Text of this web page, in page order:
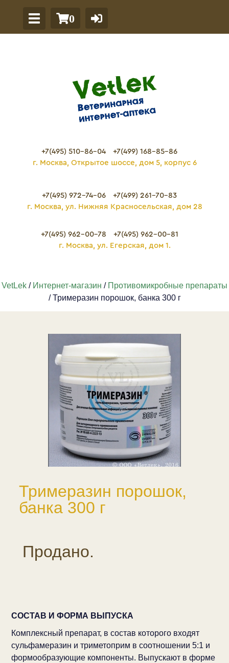
0
+7(495) 510-86-04
+7(499) 168-85-86
г. Москва, Открытое шоссе, дом 5, корпус 6
+7(495) 972-74-06
+7(499) 261-70-83
г. Москва, ул. Нижняя Красносельская, дом 28
+7(495) 962-00-78
+7(495) 962-00-81
г. Москва, ул. Егерская, дом 1.
VetLek / Интернет-магазин / Противомикробные препараты
/ Тримеразин порошок, банка 300 г
Тримеразин порошок,
банка 300 г
Продано.
СОСТАВ И ФОРМА ВЫПУСКА
Комплексный препарат, в состав которого входят
сульфамеразин и триметоприм в соотношении 5:1 и
формообразующие компоненты. Выпускают в форме